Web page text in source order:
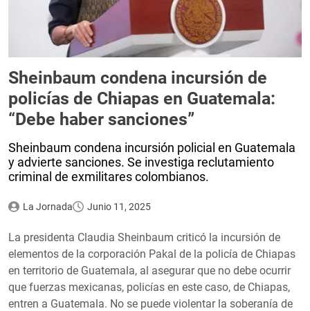
Sheinbaum condena incursión de
policías de Chiapas en Guatemala:
“Debe haber sanciones”
Sheinbaum condena incursión policial en Guatemala
y advierte sanciones. Se investiga reclutamiento
criminal de exmilitares colombianos.
La Jornada Junio 11, 2025
La presidenta Claudia Sheinbaum criticó la incursión de
elementos de la corporación Pakal de la policía de Chiapas
en territorio de Guatemala, al asegurar que no debe ocurrir
que fuerzas mexicanas, policías en este caso, de Chiapas,
entren a Guatemala. No se puede violentar la soberanía de